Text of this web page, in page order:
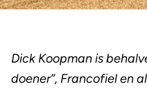
Dick Koopman is
doener”, Francofiel en